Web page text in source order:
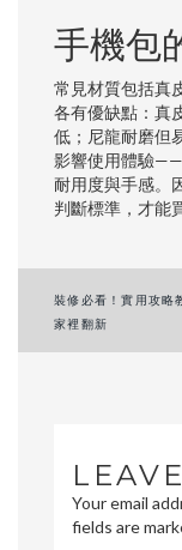
手機包
常見材質包括真
各有優缺點：真
低；尼龍耐磨但
影響使用體驗——
耐用度與手感。
判斷標準，才能
Post
裝修必看！實用攻略
家裡翻新
Your email
fields are